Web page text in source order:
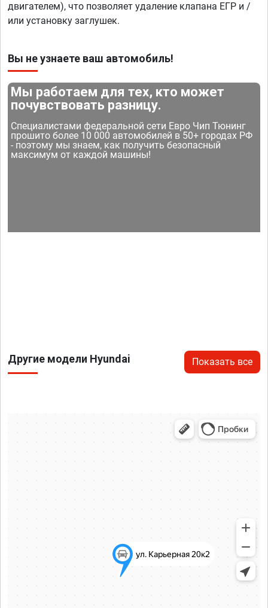
двигателем), что позволяет удаление клапана ЕГР и /
или установку заглушек.
Вы не узнаете ваш автомобиль!
Мы работаем для тех, кто может
почувствовать разницу.
Специалистами федеральной сети Евро Чип Тюнинг
прошито более 10 000 автомобилей в 50+ городах РФ
- поэтому мы знаем, как получить безопасный
максимум от каждой машины!
Другие модели Hyundai Показать все